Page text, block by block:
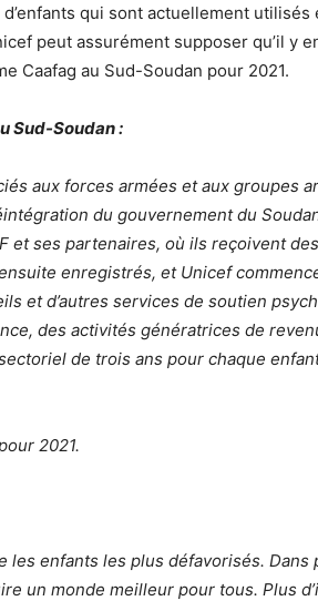
qui sont actuellement
peut assurément supposer qu’il y
Caafag au Sud-Soudan pour 2021.
Sud-Soudan :
aux forces armées et aux groupes
du gouvernement du
et ses partenaires, où ils reçoivent
enregistrés, et Unicef
et d’autres services de soutien
des activités génératrices de
de trois ans pour chaque enfant
2021.
enfants les plus défavorisés. Dans
un monde meilleur pour tous. Plus